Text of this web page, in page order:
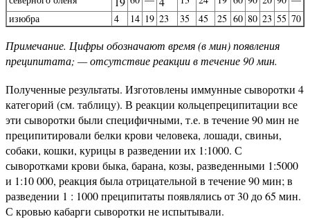
изюбра
4 14 19 23 35 45 25 60 80 23 55 70
Примечание. Цифры обозначают время (в мин) появления
преципитата; — отсутствие реакции в течение 90 мин.
Полученные результаты. Изготовлены иммунные сыворотки 4
категорий (см. таблицу). В реакции кольцепреципитации все
эти сыворотки были специфичными, т.е. в течение 90 мин не
преципитировали белки крови человека, лошади, свиньи,
собаки, кошки, курицы в разведении их 1:1000. С
сыворотками крови быка, барана, козы, разведенными 1:5000
и 1:10 000, реакция была отрицательной в течение 90 мин; в
разведении 1 : 1000 преципитаты появлялись от 30 до 65 мин.
С кровью кабарги сыворотки не испытывали.